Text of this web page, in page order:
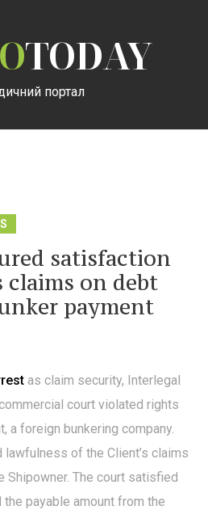
TODAY
портал
satisfaction
claims on debt
payment
as claim security, Interlegal
court violated rights
a foreign bunkering company.
of the Client’s claims
Shipowner. The court satisfied
payable amount from the